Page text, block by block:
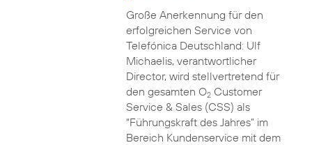
Große Anerkennung für den
erfolgreichen Service von
Telefónica Deutschland: Ulf
Michaelis, verantwortlicher
Director, wird stellvertretend für
den gesamten O2Customer
Service & Sales (CSS) als
“Führungskraft des Jahres” im
Bereich Kundenservice mit dem